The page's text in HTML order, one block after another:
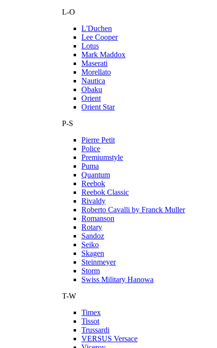
L-O
L'Duchen
Lee Cooper
Lotus
Mark Maddox
Maserati
Morellato
Nautica
Obaku
Orient
Orient Star
P-S
Pierre Petit
Police
Premiumstyle
Puma
Quantum
Reebok
Reebok Classic
Rivaldy
Roberto Cavalli by Franck Muller
Romanson
Rotary
Sandoz
Seiko
Skagen
Steinmeyer
Storm
Swiss Military Hanowa
T-W
Timex
Tissot
Trussardi
VERSUS Versace